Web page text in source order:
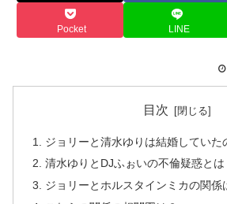
Pocket LINE
目次
ジョリーと清水ゆりは結婚していた
清水ゆりとDJふぉいの不倫疑惑とは
ジョリーとホルスタインミカの関係